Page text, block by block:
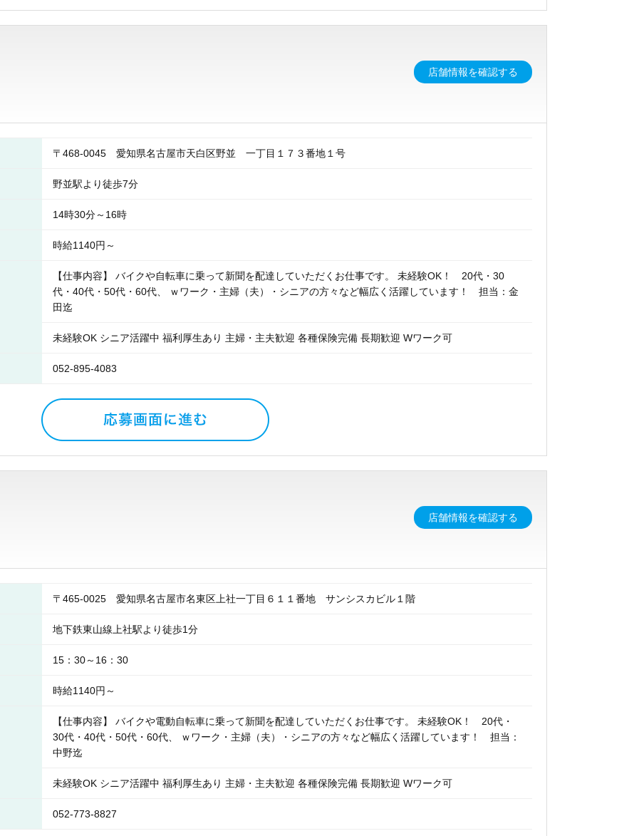
店舗情報を確認する
〒468-0045 愛知県名古屋市天白区野並 一丁目１７３番地１号
野並駅より徒歩7分
14時30分～16時
時給1140円～
【仕事内容】 バイクや自転車に乗って新聞を配達していただくお仕事です。 未経験OK！ 20代・30
代・40代・50代・60代、 ｗワーク・主婦（夫）・シニアの方々など幅広く活躍しています！ 担当：金
田迄
未経験OK シニア活躍中 福利厚生あり 主婦・主夫歓迎 各種保険完備 長期歓迎 Wワーク可
052-895-4083
店舗情報を確認する
〒465-0025 愛知県名古屋市名東区上社一丁目６１１番地 サンシスカビル１階
地下鉄東山線上社駅より徒歩1分
15：30～16：30
時給1140円～
【仕事内容】 バイクや電動自転車に乗って新聞を配達していただくお仕事です。 未経験OK！ 20代・
30代・40代・50代・60代、 ｗワーク・主婦（夫）・シニアの方々など幅広く活躍しています！ 担当：
中野迄
未経験OK シニア活躍中 福利厚生あり 主婦・主夫歓迎 各種保険完備 長期歓迎 Wワーク可
052-773-8827